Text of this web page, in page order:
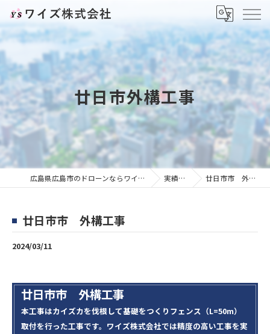
廿日市外構工事
広島県広島市のドローンならワイズ株式会社 実績紹介 廿日市市 外構工事
廿日市市 外構工事
2024/03/11
廿日市市 外構工事
本工事はカイズカを伐根して基礎をつくりフェンス（L=50m）
取付を行った工事です。ワイズ株式会社では精度の高い工事を実